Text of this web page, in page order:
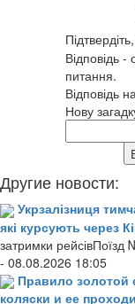
Відповідь
питання.
Відповідь
Нову
Другие новости:
Укрзалізниця
які курсують через
затримки рейсівПоїзд
- 08.08.2026 18:05
Правило золотой
коляски и ее